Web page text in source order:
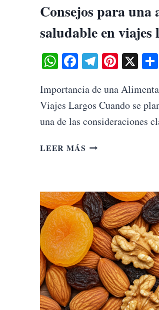
Consejos para una
saludable en viajes
WhatsApp
Facebook
Telegram
X
Importancia de una
Viajes Largos Cuando se
una de las consideraciones
LEER MÁS CONSEJOS
SALUDABLE
EN
VIAJES
LARGOS